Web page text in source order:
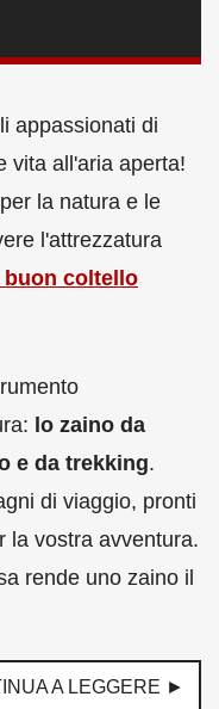
appassionati di
vita all'aria aperta!
la natura e le
l'attrezzatura
buon coltello
lo zaino da
e da trekking.
di viaggio, pronti
la vostra avventura.
rende uno zaino il
A LEGGERE ►